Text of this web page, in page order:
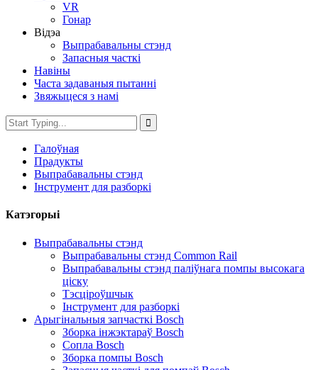
VR
Гонар
Відэа
Выпрабавальны стэнд
Запасныя часткі
Навіны
Часта задаваныя пытанні
Звяжыцеся з намі
Галоўная
Прадукты
Выпрабавальны стэнд
Інструмент для разборкі
Катэгорыі
Выпрабавальны стэнд
Выпрабавальны стэнд Common Rail
Выпрабавальны стэнд паліўнага помпы высокага
ціску
Тэсціроўшчык
Інструмент для разборкі
Арыгінальныя запчасткі Bosch
Зборка інжэктараў Bosch
Сопла Bosch
Зборка помпы Bosch